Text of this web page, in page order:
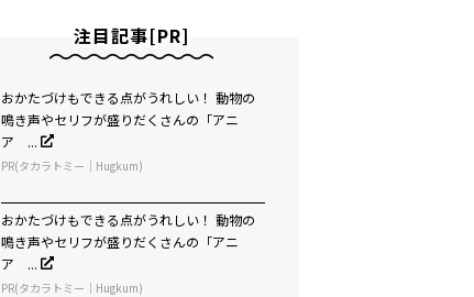
注目記事[PR]
おかたづけもできる点がうれしい！ 動物の
鳴き声やセリフが盛りだくさんの「アニ
ア ...
PR(タカラトミー｜Hugkum)
おかたづけもできる点がうれしい！ 動物の
鳴き声やセリフが盛りだくさんの「アニ
ア ...
PR(タカラトミー｜Hugkum)